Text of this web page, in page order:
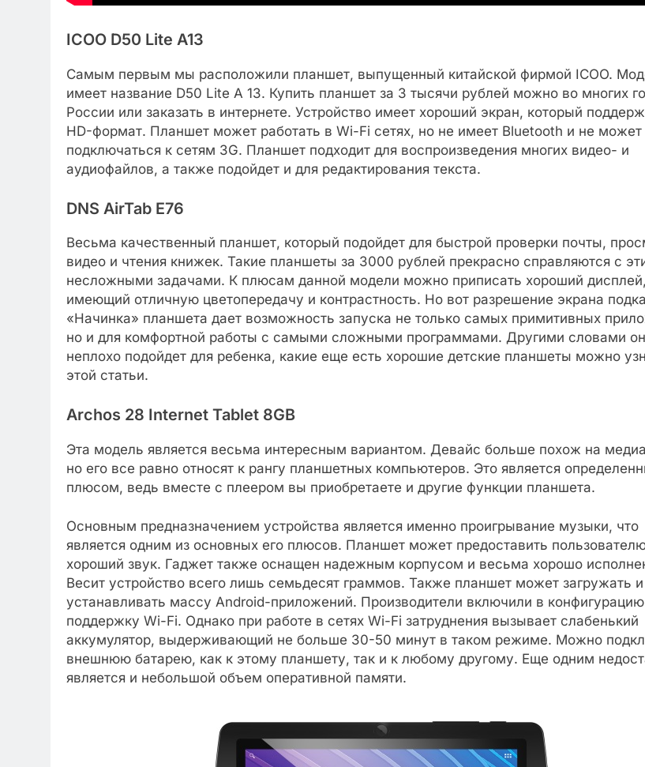
ICOO D50 Lite A13
Самым первым мы расположили планшет, выпущенный китайской фирмой ICOO.
имеет название D50 Lite A 13. Купить планшет за 3 тысячи рублей можно во многих
России или заказать в интернете. Устройство имеет хороший экран, который
HD-формат. Планшет может работать в Wi-Fi сетях, но не имеет Bluetooth и не может
подключаться к сетям 3G. Планшет подходит для воспроизведения многих видео- и
аудиофайлов, а также подойдет и для редактирования текста.
DNS AirTab E76
Весьма качественный планшет, который подойдет для быстрой проверки почты,
видео и чтения книжек. Такие планшеты за 3000 рублей прекрасно справляются с
несложными задачами. К плюсам данной модели можно приписать хороший дисплей,
имеющий отличную цветопередачу и контрастность. Но вот разрешение экрана
«Начинка» планшета дает возможность запуска не только самых примитивных
но и для комфортной работы с самыми сложными программами. Другими словами он
неплохо подойдет для ребенка, какие еще есть хорошие детские планшеты можно
этой статьи.
Archos 28 Internet Tablet 8GB
Эта модель является весьма интересным вариантом. Девайс больше похож на
но его все равно относят к рангу планшетных компьютеров. Это является
плюсом, ведь вместе с плеером вы приобретаете и другие функции планшета.
Основным предназначением устройства является именно проигрывание музыки, что
является одним из основных его плюсов. Планшет может предоставить
хороший звук. Гаджет также оснащен надежным корпусом и весьма хорошо
Весит устройство всего лишь семьдесят граммов. Также планшет может загружать и
устанавливать массу Android-приложений. Производители включили в
поддержку Wi-Fi. Однако при работе в сетях Wi-Fi затруднения вызывает слабенький
аккумулятор, выдерживающий не больше 30-50 минут в таком режиме. Можно
внешнюю батарею, как к этому планшету, так и к любому другому. Еще одним
является и небольшой объем оперативной памяти.